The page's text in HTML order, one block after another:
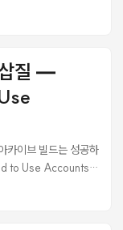
is not up
install --no-
lockfile don't
were added:
로컬에서는 잘 됐
을 기록해둔다. ...
질 —
이브 빌드는 성공하
to Use Accounts라
국 3가지 다른 에러